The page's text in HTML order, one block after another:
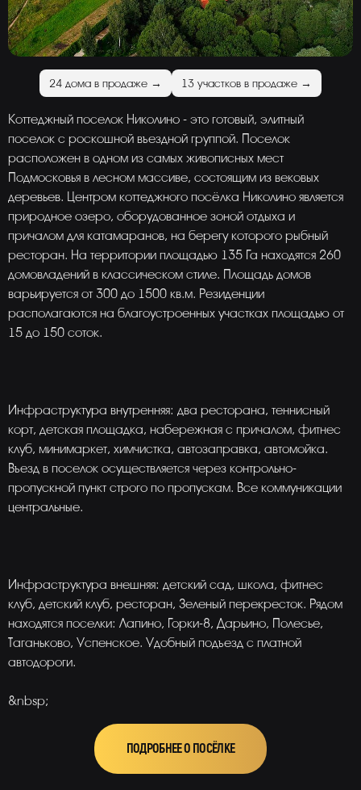
24 дома в продаже → 13 участков в продаже →
Коттеджный поселок Николино - это готовый, элитный
поселок с роскошной въездной группой. Поселок
расположен в одном из самых живописных мест
Подмосковья в лесном массиве, состоящим из вековых
деревьев. Центром коттеджного посёлка Николино является
природное озеро, оборудованное зоной отдыха и
причалом для катамаранов, на берегу которого рыбный
ресторан. На территории площадью 135 Га находятся 260
домовладений в классическом стиле. Площадь домов
варьируется от 300 до 1500 кв.м. Резиденции
располагаются на благоустроенных участках площадью от
15 до 150 соток.
Инфраструктура внутренняя: два ресторана, теннисный
корт, детская площадка, набережная с причалом, фитнес
клуб, минимаркет, химчистка, автозаправка, автомойка.
Въезд в поселок осуществляется через контрольно-
пропускной пункт строго по пропускам. Все коммуникации
центральные.
Инфраструктура внешняя: детский сад, школа, фитнес
клуб, детский клуб, ресторан, Зеленый перекресток. Рядом
находятся поселки: Лапино, Горки-8, Дарьино, Полесье,
Таганьково, Успенское. Удобный подъезд с платной
автодороги.
&nbsp;
ПОДРОБНЕЕ О ПОСЁЛКЕ